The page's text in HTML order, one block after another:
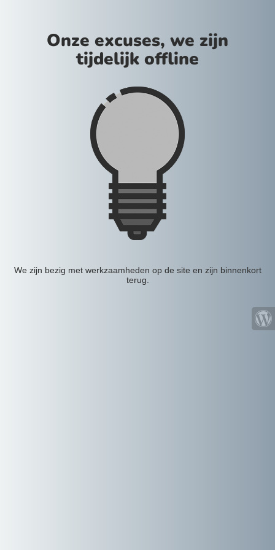
Onze excuses, we zijn
tijdelijk offline
We zijn bezig met werkzaamheden op de site en zijn binnenkort
terug.